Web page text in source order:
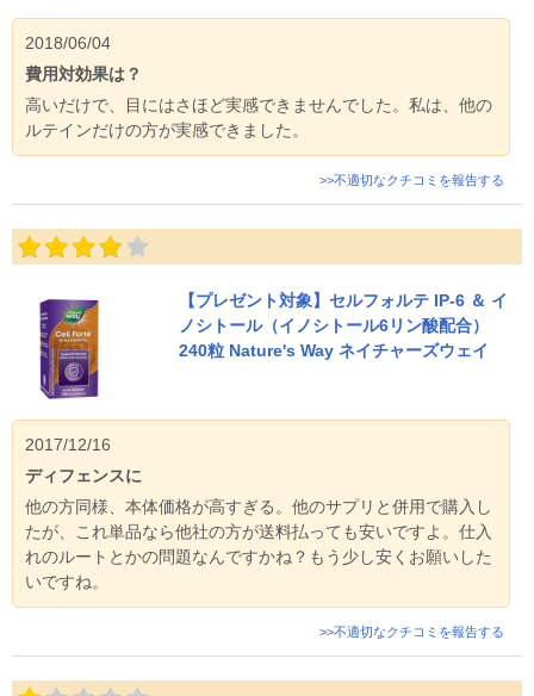
2018/06/04
費用対効果は？
高いだけで、目にはさほど実感できませんでした。私は、他の
ルテインだけの方が実感できました。
>>不適切なクチコミを報告する
【プレゼント対象】セルフォルテ IP-6 ＆ イ
ノシトール（イノシトール6リン酸配合）
240粒 Nature's Way ネイチャーズウェイ
2017/12/16
ディフェンスに
他の方同様、本体価格が高すぎる。他のサプリと併用で購入し
たが、これ単品なら他社の方が送料払っても安いですよ。仕入
れのルートとかの問題なんですかね？もう少し安くお願いした
いですね。
>>不適切なクチコミを報告する